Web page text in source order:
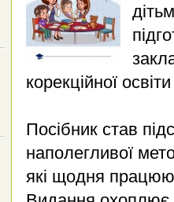
корекційної
Посібник став
наполегливої
які щодня